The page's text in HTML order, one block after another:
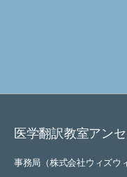
医学翻訳教室アン
事務局（株式会社ウィズウ